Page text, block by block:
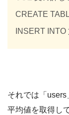
CREATE
INSERT
それでは「
平均値を取得し